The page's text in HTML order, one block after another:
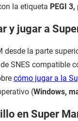
la etiqueta PEGI 3,
y jugar a
desde la parte
SNES compatible
cómo jugar a la
(Windows,
en Super